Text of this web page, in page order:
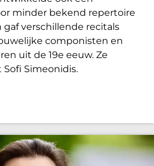
minder bekend repertoire
verschillende recitals
componisten en
uit de 19e eeuw. Ze
Simeonidis.